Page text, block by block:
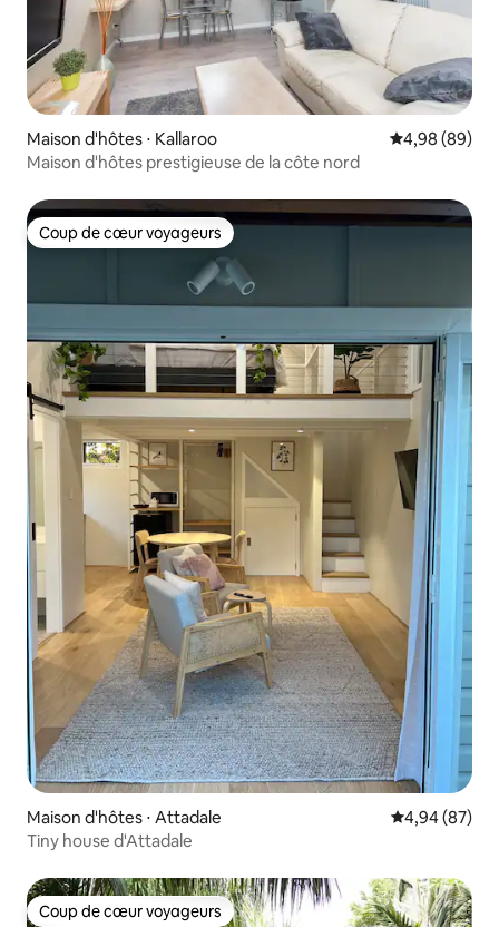
Maison d'hôtes ⋅ Kallaroo Évaluation
4,98 (89)
Maison d'hôtes prestigieuse de la côte nord
Coup de cœur voyageurs
Coup de cœur voyageurs
Maison d'hôtes ⋅ Attadale Évaluation
4,94 (87)
Tiny house d'Attadale
Coup de cœur voyageurs
Coup de cœur voyageurs